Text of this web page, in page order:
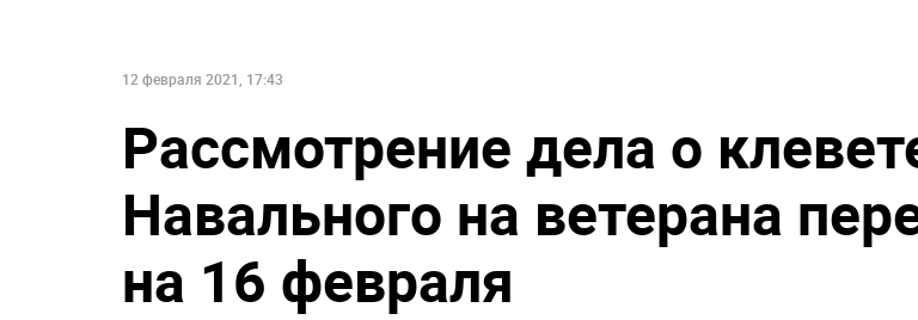
12 февраля 2021, 17:43
Рассмотрение дела о
Навального на ветерана
на 16 февраля